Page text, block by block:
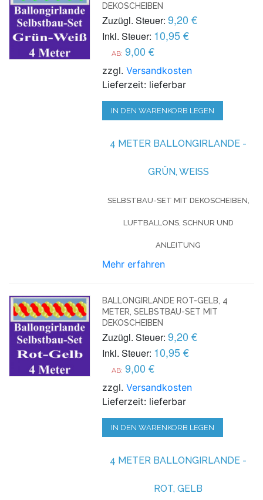
EKOSCHEIBEN
Zuzügl. Steuer: 9,20 €
Inkl. Steuer: 10,95 €
AB: 9,00 €
zzgl.Versandkosten
Lieferzeit: lieferbar
IN DEN WARENKORB LEGEN
4 METER BALLONGIRLANDE -
GRÜN, WEISS
SELBSTBAU-SET MIT DEKOSCHEIBEN,
LUFTBALLONS, SCHNUR UND
ANLEITUNG
Mehr erfahren
BALLONGIRLANDE ROT-GELB, 4
METER, SELBSTBAU-SET MIT
DEKOSCHEIBEN
Zuzügl. Steuer: 9,20 €
Inkl. Steuer: 10,95 €
AB: 9,00 €
zzgl.Versandkosten
Lieferzeit: lieferbar
IN DEN WARENKORB LEGEN
4 METER BALLONGIRLANDE -
ROT, GELB